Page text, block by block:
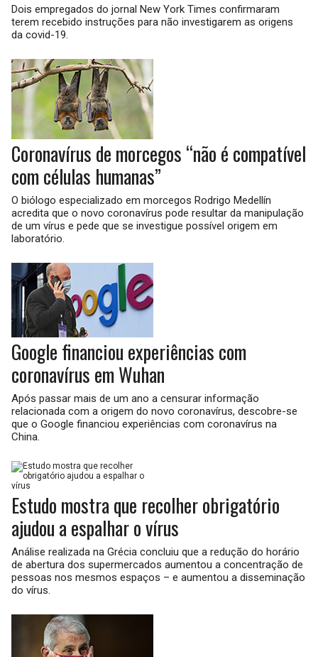
Dois empregados do jornal New York Times confirmaram
terem recebido instruções para não investigarem as origens
da covid-19.
Coronavírus de morcegos “não é compatível
com células humanas”
O biólogo especializado em morcegos Rodrigo Medellín
acredita que o novo coronavírus pode resultar da manipulação
de um vírus e pede que se investigue possível origem em
laboratório.
Google financiou experiências com
coronavírus em Wuhan
Após passar mais de um ano a censurar informação
relacionada com a origem do novo coronavírus, descobre-se
que o Google financiou experiências com coronavírus na
China.
Estudo mostra que recolher obrigatório
ajudou a espalhar o vírus
Análise realizada na Grécia concluiu que a redução do horário
de abertura dos supermercados aumentou a concentração de
pessoas nos mesmos espaços – e aumentou a disseminação
do vírus.